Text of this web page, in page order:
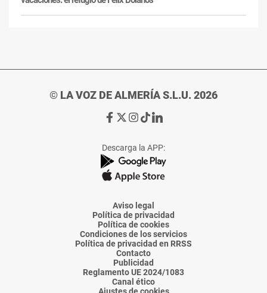
© LA VOZ DE ALMERÍA S.L.U. 2026
Ir
de
La
Voz
Almería
Ir
de
La
Voz
Almería
Ir
de
La
Voz
Almería
Ir
de
La
Voz
Almería
Ir
de
La
Voz
Descarga la APP:
Aviso legal
Política de privacidad
Política de cookies
Condiciones de los servicios
Política de privacidad en RRSS
Contacto
Publicidad
Reglamento UE 2024/1083
Canal ético